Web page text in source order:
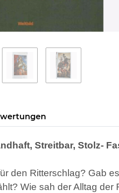
Streitbar, Stolz-
den Ritterschlag? Gab
Wie sah der Alltag